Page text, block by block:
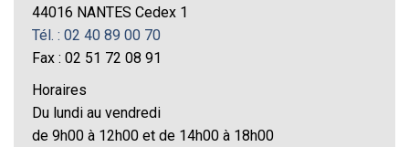
44016 NANTES Cedex 1
Tél. : 02 40 89 00 70
Fax : 02 51 72 08 91
Horaires
Du lundi au vendredi
de 9h00 à 12h00 et de 14h00 à 18h00